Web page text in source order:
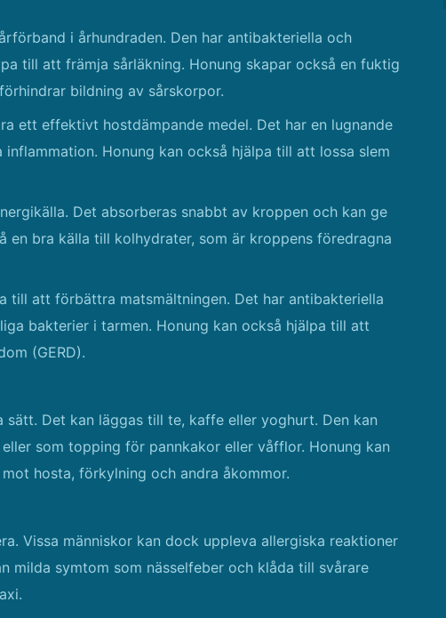
i århundraden. Den har antibakteriella och
till att främja sårläkning. Honung skapar också en fuktig
bildning av sårskorpor.
ett effektivt hostdämpande medel. Det har en lugnande
Honung kan också hjälpa till att lossa slem
Det absorberas snabbt av kroppen och kan ge
bra källa till kolhydrater, som är kroppens föredragna
till att förbättra matsmältningen. Det har antibakteriella
bakterier i tarmen. Honung kan också hjälpa till att
(GERD).
sätt. Det kan läggas till te, kaffe eller yoghurt. Den kan
som topping för pannkakor eller våfflor. Honung kan
hosta, förkylning och andra åkommor.
Vissa människor kan dock uppleva allergiska reaktioner
milda symtom som nässelfeber och klåda till svårare